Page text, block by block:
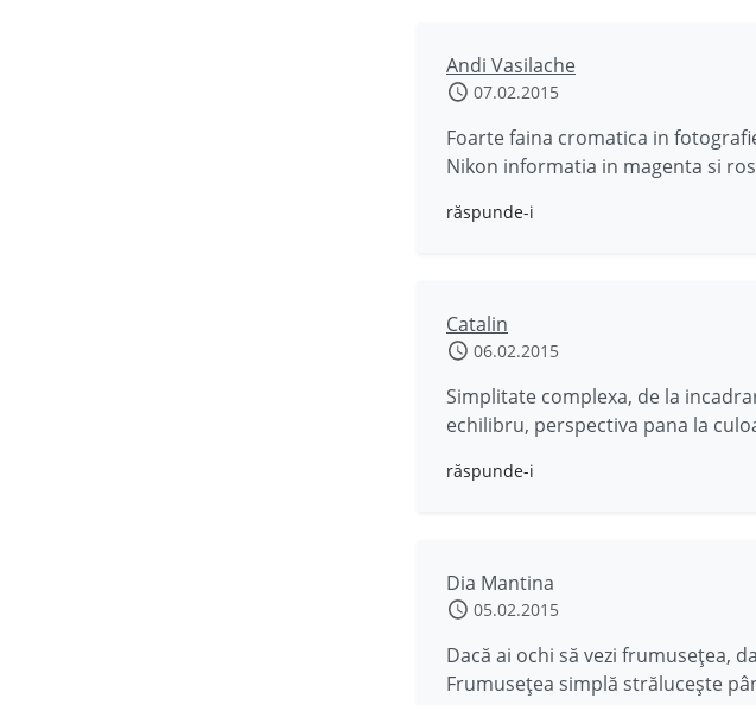
Andi Vasilache
07.02.2015
Foarte faina cromatica in
Nikon informatia in magenta si
răspunde-i
Catalin
06.02.2015
Simplitate complexa, de la
echilibru, perspectiva pana la
răspunde-i
Dia Mantina
05.02.2015
Dacă ai ochi să vezi frumuseţea,
Frumuseţea simplă străluceşte